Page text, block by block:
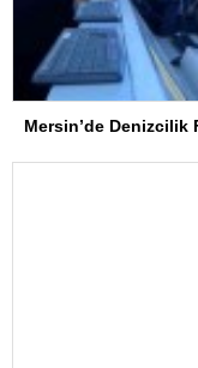
Mersin’de Denizcilik